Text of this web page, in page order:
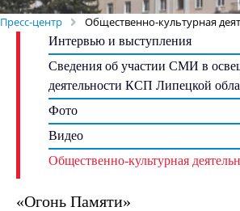
Пресс-центр Общественно-культурная
Интервью и выступления
Сведения об участии СМИ в
деятельности КСП Липецкой
Фото
Видео
Общественно-культурная
«Огонь Памяти»